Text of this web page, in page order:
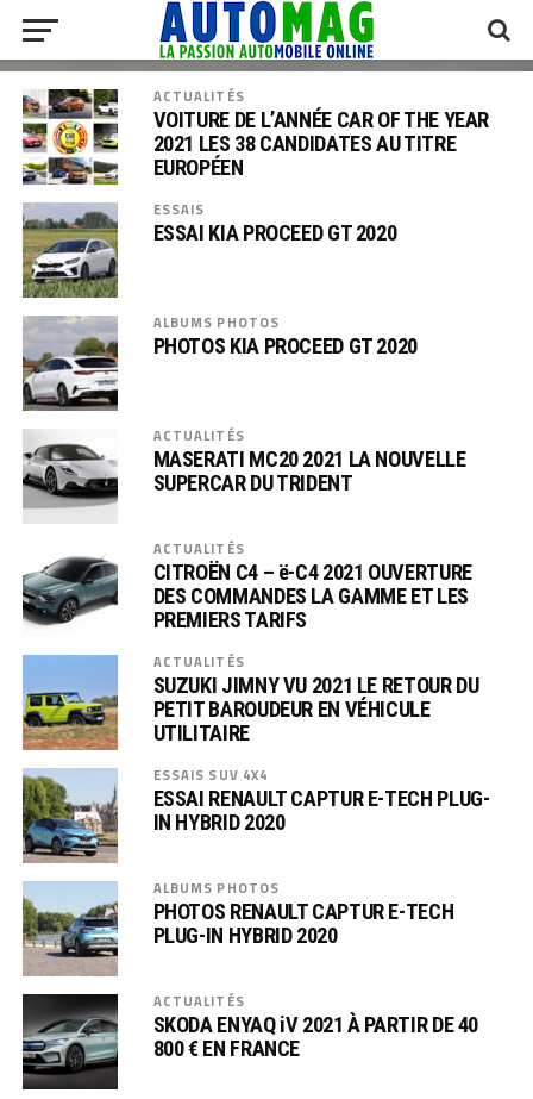
ACTUALITÉS
VOITURE DE L’ANNÉE CAR OF THE YEAR
2021 LES 38 CANDIDATES AU TITRE
EUROPÉEN
ESSAIS
ESSAI KIA PROCEED GT 2020
ALBUMS PHOTOS
PHOTOS KIA PROCEED GT 2020
ACTUALITÉS
MASERATI MC20 2021 LA NOUVELLE
SUPERCAR DU TRIDENT
ACTUALITÉS
CITROËN C4 – ë-C4 2021 OUVERTURE
DES COMMANDES LA GAMME ET LES
PREMIERS TARIFS
ACTUALITÉS
SUZUKI JIMNY VU 2021 LE RETOUR DU
PETIT BAROUDEUR EN VÉHICULE
UTILITAIRE
ESSAIS SUV 4X4
ESSAI RENAULT CAPTUR E-TECH PLUG-
IN HYBRID 2020
ALBUMS PHOTOS
PHOTOS RENAULT CAPTUR E-TECH
PLUG-IN HYBRID 2020
ACTUALITÉS
SKODA ENYAQ iV 2021 À PARTIR DE 40
800 € EN FRANCE